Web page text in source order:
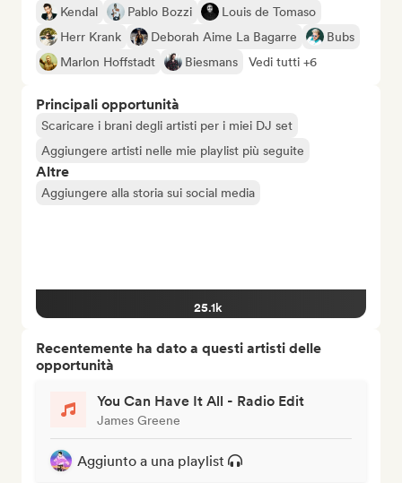
Kendal Pablo Bozzi
Louis de Tomaso
Herr Krank
Deborah Aime La Bagarre
Bubs
Marlon Hoffstadt
Biesmans Vedi tutti +6
Principali opportunità
Scaricare i brani degli artisti per i miei DJ set
Aggiungere artisti nelle mie playlist più seguite
Altre
Aggiungere alla storia sui social media
25.1k
Recentemente ha dato a questi artisti delle
opportunità
You Can Have It All - Radio Edit
James Greene
Aggiunto a una playlist